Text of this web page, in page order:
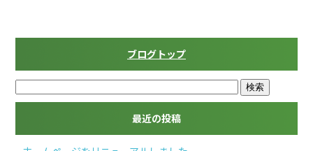
ブログトップ
最近の投稿